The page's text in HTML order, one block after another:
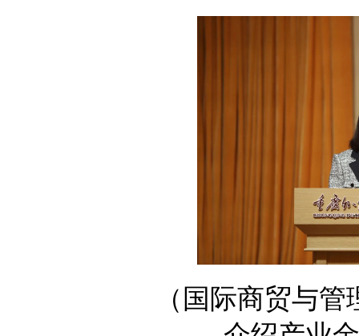
（国际商贸与